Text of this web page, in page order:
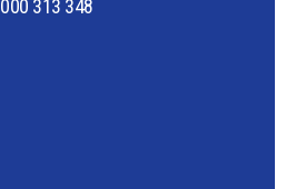
000 313 348